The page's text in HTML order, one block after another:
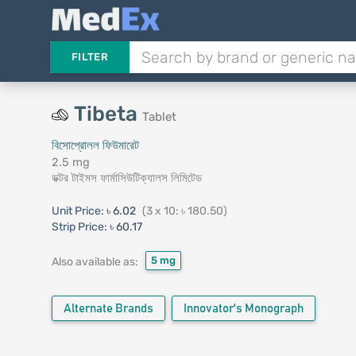
FILTER
Tibeta Tablet
বিসোপ্রোলল ফিউমারেট
2.5 mg
ডক্টর টাইমস ফার্মাসিউটিক্যালস লিমিটেড
Unit Price: ৳ 6.02 (3 x 10: ৳ 180.50)
Strip Price: ৳ 60.17
Also available as: 5 mg
Alternate Brands Innovator's Monograph